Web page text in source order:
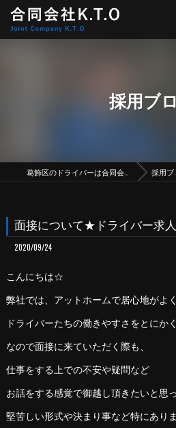
採用ブ
葛飾区のドライバーは合同会社K.T.O 採用ブログ
面接について★ドライバー求人
2020/09/24
こんにちは☆
弊社では、アットホームで居心地がよく
ドライバーたちの働きやすさをとにか
なので面接に来ていただく際も、
仕事をする上での不安や疑問など
お話をする感覚で御越し頂きたいと思
堅苦しい形式や決まり事など特にあり